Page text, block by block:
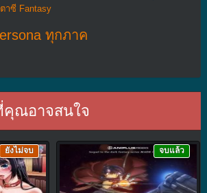
าซี Fantasy
ทุกภาค
คุณอาจสนใจ
ยังไม่จบ จบแล้ว